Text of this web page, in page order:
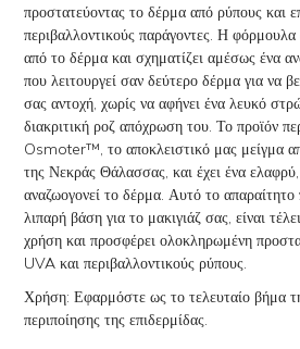
προστατεύοντας το δέρμα από ρύπους και
περιβαλλοντικούς παράγοντες. Η
από το δέρμα και σχηματίζει αμέσως ένα
που λειτουργεί σαν δεύτερο δέρμα για να
σας αντοχή, χωρίς να αφήνει ένα λευκό
διακριτική ροζ απόχρωση του. Το προϊόν
Osmoter™, το αποκλειστικό μας μείγμα
της Νεκράς Θάλασσας, και έχει ένα
αναζωογονεί το δέρμα. Αυτό το απαραίτητο
λιπαρή βάση για το μακιγιάζ σας, είναι
χρήση και προσφέρει ολοκληρωμένη
UVA και περιβαλλοντικούς ρύπους.
Χρήση: Εφαρμόστε ως το τελευταίο βήμα
περιποίησης της επιδερμίδας.